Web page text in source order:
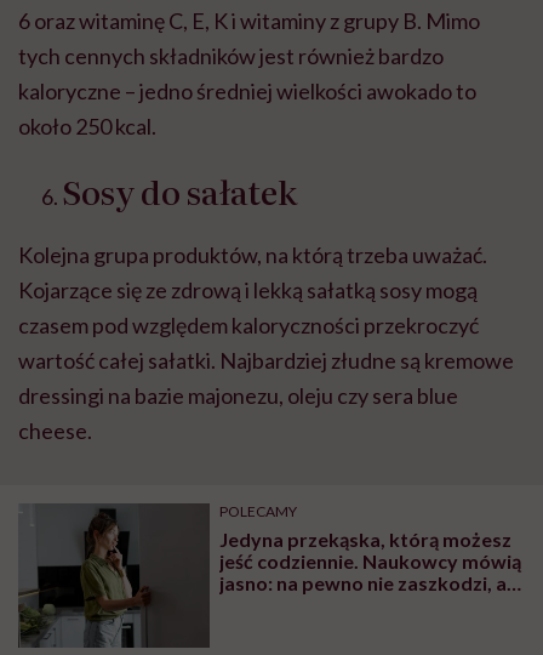
6 oraz witaminę C, E, K i witaminy z grupy B. Mimo
tych cennych składników jest również bardzo
kaloryczne – jedno średniej wielkości awokado to
około 250 kcal.
Sosy do sałatek
Kolejna grupa produktów, na którą trzeba uważać.
Kojarzące się ze zdrową i lekką sałatką sosy mogą
czasem pod względem kaloryczności przekroczyć
wartość całej sałatki. Najbardziej złudne są kremowe
dressingi na bazie majonezu, oleju czy sera blue
cheese.
POLECAMY
Jedyna przekąska, którą możesz
jeść codziennie. Naukowcy mówią
jasno: na pewno nie zaszkodzi, a